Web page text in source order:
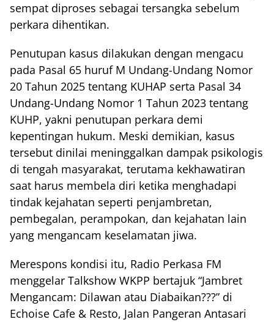
sempat diproses sebagai tersangka sebelum
perkara dihentikan.
Penutupan kasus dilakukan dengan mengacu
pada Pasal 65 huruf M Undang-Undang Nomor
20 Tahun 2025 tentang KUHAP serta Pasal 34
Undang-Undang Nomor 1 Tahun 2023 tentang
KUHP, yakni penutupan perkara demi
kepentingan hukum. Meski demikian, kasus
tersebut dinilai meninggalkan dampak psikologis
di tengah masyarakat, terutama kekhawatiran
saat harus membela diri ketika menghadapi
tindak kejahatan seperti penjambretan,
pembegalan, perampokan, dan kejahatan lain
yang mengancam keselamatan jiwa.
Merespons kondisi itu, Radio Perkasa FM
menggelar Talkshow WKPP bertajuk “Jambret
Mengancam: Dilawan atau Diabaikan???” di
Echoise Cafe & Resto, Jalan Pangeran Antasari